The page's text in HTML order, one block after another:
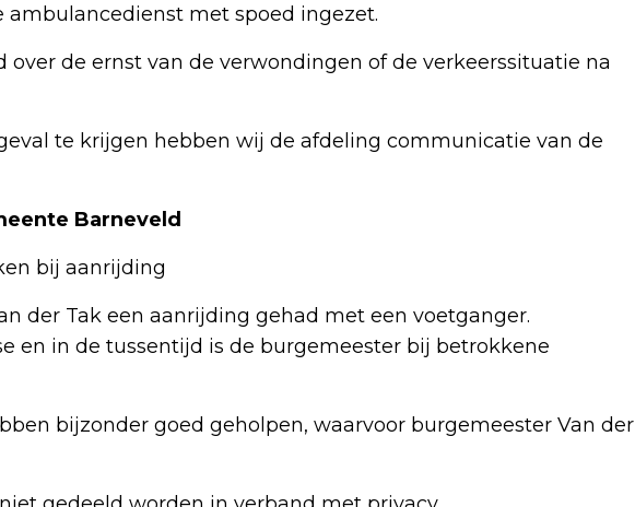
ambulancedienst met spoed ingezet.
over de ernst van de verwondingen of de verkeerssituatie na
te krijgen hebben wij de afdeling communicatie van de
Barneveld
bij aanrijding
der Tak een aanrijding gehad met een voetganger.
en in de tussentijd is de burgemeester bij betrokkene
bijzonder goed geholpen, waarvoor burgemeester Van der